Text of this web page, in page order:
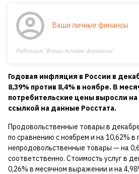
Ваши личные финансы
Редакция "Ваши личные финансы"
Годовая инфляция в России в
8,39% против 8,4% в ноябре. В
потребительские цены выросли на
ссылкой на данные Росстата.
Продовольственные товары в
по сравнению с ноябрем и на 10,62%
непродовольственные товары — на
соответственно. Стоимость услуг в
0,26% в месячном выражении и на